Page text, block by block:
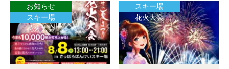
お知らせ
スキー場
花火大会
スキー場
花火大会